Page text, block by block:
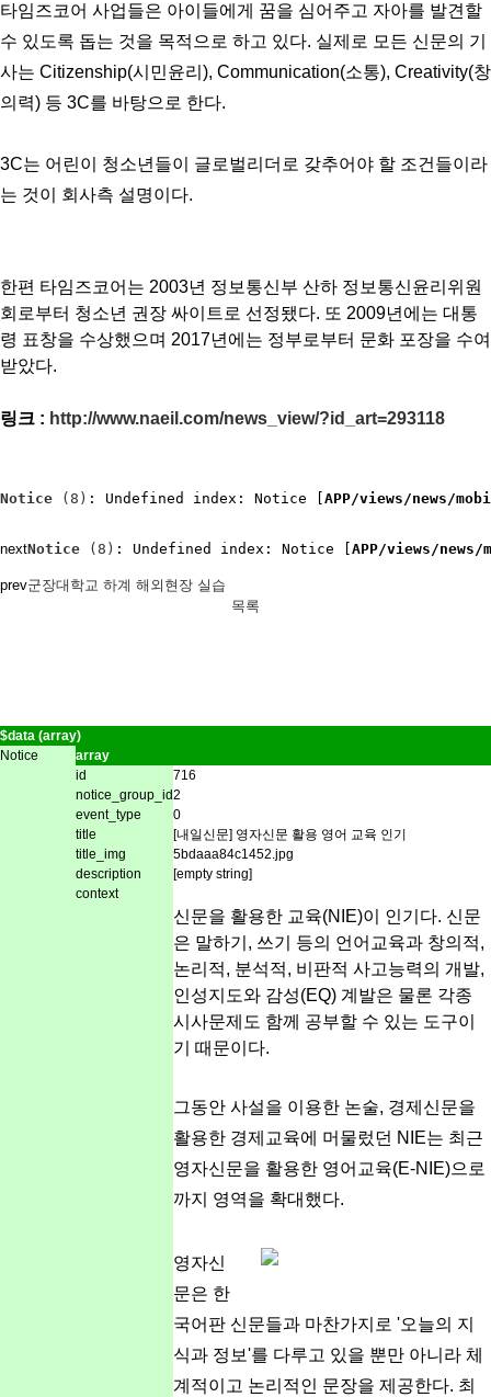
타임즈코어 사업들은 아이들에게 꿈을 심어주고 자아를 발견할
수 있도록 돕는 것을 목적으로 하고 있다. 실제로 모든 신문의 기
사는 Citizenship(시민윤리), Communication(소통), Creativity(창
의력) 등 3C를 바탕으로 한다.
3C는 어린이 청소년들이 글로벌리더로 갖추어야 할 조건들이라
는 것이 회사측 설명이다.
한편 타임즈코어는 2003년 정보통신부 산하 정보통신윤리위원
회로부터 청소년 권장 싸이트로 선정됐다. 또 2009년에는 대통
령 표창을 수상했으며 2017년에는 정부로부터 문화 포장을 수여
받았다.
링크 : http://www.naeil.com/news_view/?id_art=293118
Notice (8) : Undefined index: Notice [ APP/views/news/
nextNotice (8) : Undefined index: Notice [ APP/views/
prev군장대학교 하계 해외현장 실습
목록
$data (array)
Notice
array
id
716
notice_group_id2
event_type
0
title
[내일신문] 영자신문 활용 영어 교육 인기
title_img
5bdaaa84c1452.jpg
description
[empty string]
context
신문을 활용한 교육(NIE)이 인기다. 신문
은 말하기, 쓰기 등의 언어교육과 창의적,
논리적, 분석적, 비판적 사고능력의 개발,
인성지도와 감성(EQ) 계발은 물론 각종
시사문제도 함께 공부할 수 있는 도구이
기 때문이다.
그동안 사설을 이용한 논술, 경제신문을
활용한 경제교육에 머물렀던 NIE는 최근
영자신문을 활용한 영어교육(E-NIE)으로
까지 영역을 확대했다.
영자신
문은 한
국어판 신문들과 마찬가지로 '오늘의 지
식과 정보'를 다루고 있을 뿐만 아니라 체
계적이고 논리적인 문장을 제공한다. 최